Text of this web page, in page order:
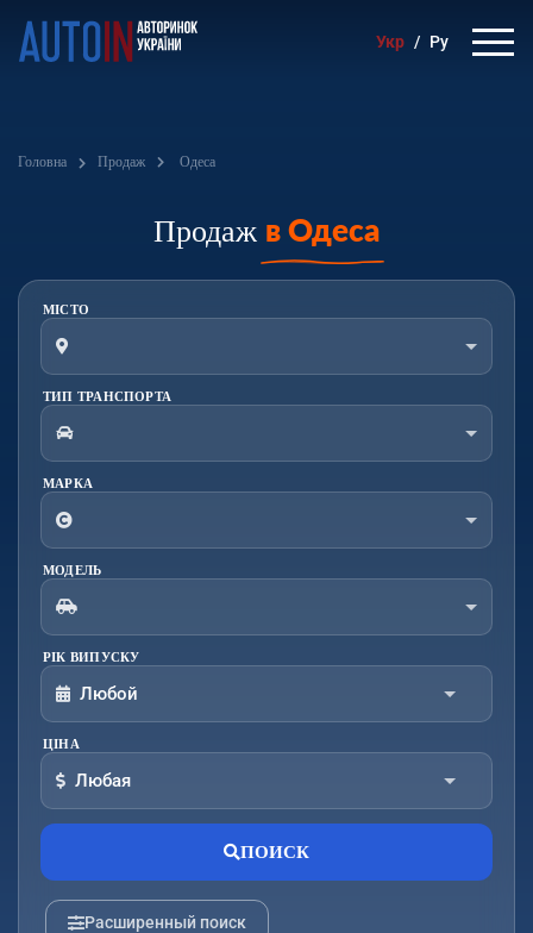
Укр / Ру
Головна Продаж Одеса
Продаж в Одеса
МІСТО
ТИП ТРАНСПОРТА
МАРКА
МОДЕЛЬ
РІК ВИПУСКУ
Любой
От: До:
ЦІНА
Любая
ПОИСК
Расширенный поиск